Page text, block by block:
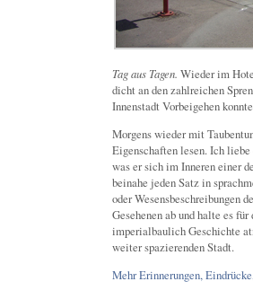
Tag aus Tagen. Wieder im
dicht an den zahlreichen
Innenstadt Vorbeigehen
Morgens wieder mit
Eigenschaften lesen. Ich
was er sich im Inneren einer
beinahe jeden Satz in
oder Wesensbeschreibungen
Gesehenen ab und halte es
imperialbaulich Geschichte
weiter spazierenden Stadt.
Mehr Erinnerungen,